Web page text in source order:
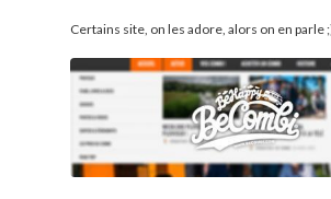
Certains site, on les adore, alors on en parle